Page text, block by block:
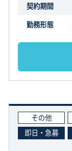
契約期間
勤務形態
その他
即日・急募